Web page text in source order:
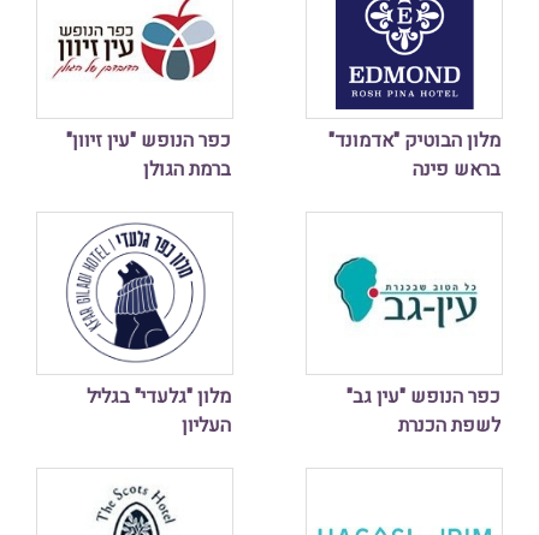
כפר הנופש "עין זיוון"
ברמת הגולן
מלון הבוטיק "אדמונד"
בראש פינה
מלון "גלעדי" בגליל
העליון
כפר הנופש "עין גב"
לשפת הכנרת